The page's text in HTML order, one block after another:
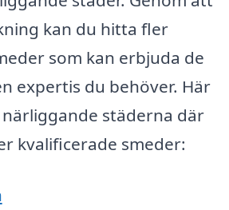
kan du hitta fler
som kan erbjuda de
expertis du behöver. Här
städerna där
kvalificerade smeder: